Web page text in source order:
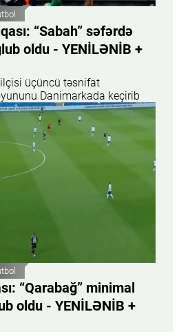
“Sabah” səfərdə
oldu - YENİLƏNİB +
üçüncü təsnifat
Danimarkada keçirib
“Qarabağ” minimal
oldu - YENİLƏNİB +